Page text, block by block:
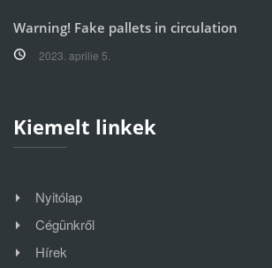
Warning! Fake pallets in circulation
2023. aprilie 5.
Kiemelt linkek
Nyitólap
Cégünkről
Hírek